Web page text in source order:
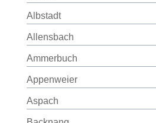
Albstadt
Allensbach
Ammerbuch
Appenweier
Aspach